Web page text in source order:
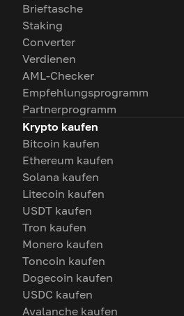
Brieftasche
Staking
Converter
Verdienen
AML-Checker
Empfehlungsprogramm
Partnerprogramm
Krypto kaufen
Bitcoin kaufen
Ethereum kaufen
Solana kaufen
Litecoin kaufen
USDT kaufen
Tron kaufen
Monero kaufen
Toncoin kaufen
Dogecoin kaufen
USDC kaufen
Avalanche kaufen